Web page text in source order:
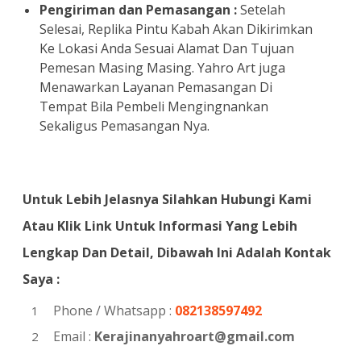
Pengiriman dan Pemasangan :Setelah
Selesai, Replika Pintu Kabah Akan Dikirimkan
Ke Lokasi Anda Sesuai Alamat Dan Tujuan
Pemesan Masing Masing. Yahro Art juga
Menawarkan Layanan Pemasangan Di
Tempat Bila Pembeli Mengingnankan
Sekaligus Pemasangan Nya.
Untuk Lebih Jelasnya Silahkan Hubungi Kami
Atau Klik Link Untuk Informasi Yang Lebih
Lengkap Dan Detail, Dibawah Ini Adalah Kontak
Saya :
Phone / Whatsapp : 082138597492
Email : Kerajinanyahroart@gmail.com